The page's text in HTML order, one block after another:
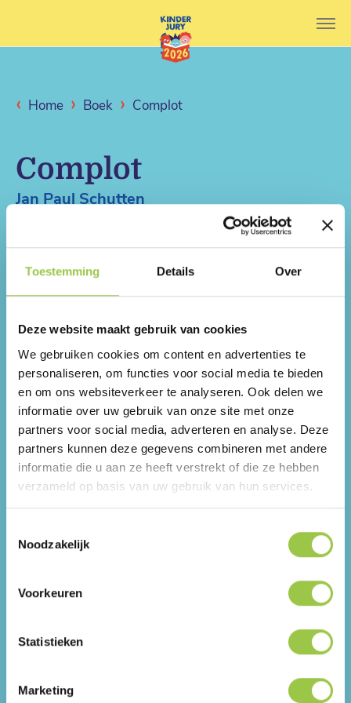
Toestemming Details Over
Deze website maakt gebruik van cookies
We gebruiken cookies om content en advertenties te
personaliseren, om functies voor social media te bieden
en om ons websiteverkeer te analyseren. Ook delen we
informatie over uw gebruik van onze site met onze
partners voor social media, adverteren en analyse. Deze
partners kunnen deze gegevens combineren met andere
informatie die u aan ze heeft verstrekt of die ze hebben
verzameld op basis van uw gebruik van hun services.
Noodzakelijk
Voorkeuren
Statistieken
Marketing
‹ Home › Boek › Complot
Complot
Jan Paul Schutten
Overal ter wereld bloeien samenzweringstheorieën.Is
de aarde rond of toch plat? Bestaat er een